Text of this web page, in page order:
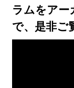
ラムをア
で、是非ご